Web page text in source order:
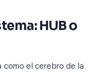
HUB o
como el cerebro de la